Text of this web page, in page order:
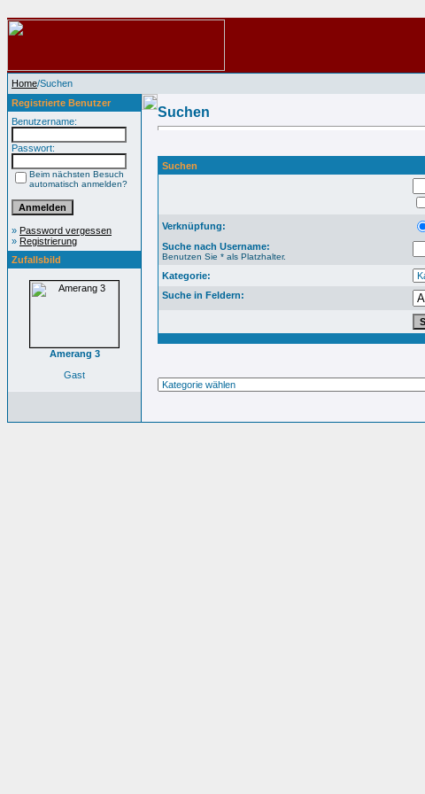
Home/Suchen
Registrierte Benutzer
Benutzername:
Passwort:
Beim nächsten Besuch
automatisch anmelden?
» Password vergessen
» Registrierung
Zufallsbild
Amerang 3
Gast
Suchen
Suchen
Verknüpfung:
Suche nach Username:
Benutzen Sie * als Platzhalter.
Kategorie:
Suche in Feldern: